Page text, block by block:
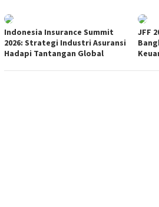
Indonesia Insurance Summit
2026: Strategi Industri Asuransi
Hadapi Tantangan Global
JFF